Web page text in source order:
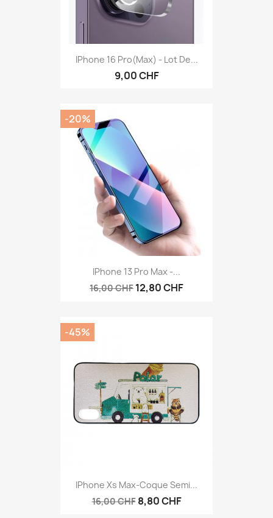
IPhone 16 Pro(max) - Lot De...
9,00 CHF
IPhone 13 Pro Max -...
16,00 CHF 12,80 CHF
-20%
IPhone Xs Max-Coque Semi...
16,00 CHF 8,80 CHF
-45%